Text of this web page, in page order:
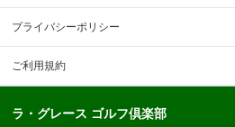
プライバシーポリシー
ご利用規約
ラ・グレース ゴルフ倶楽部